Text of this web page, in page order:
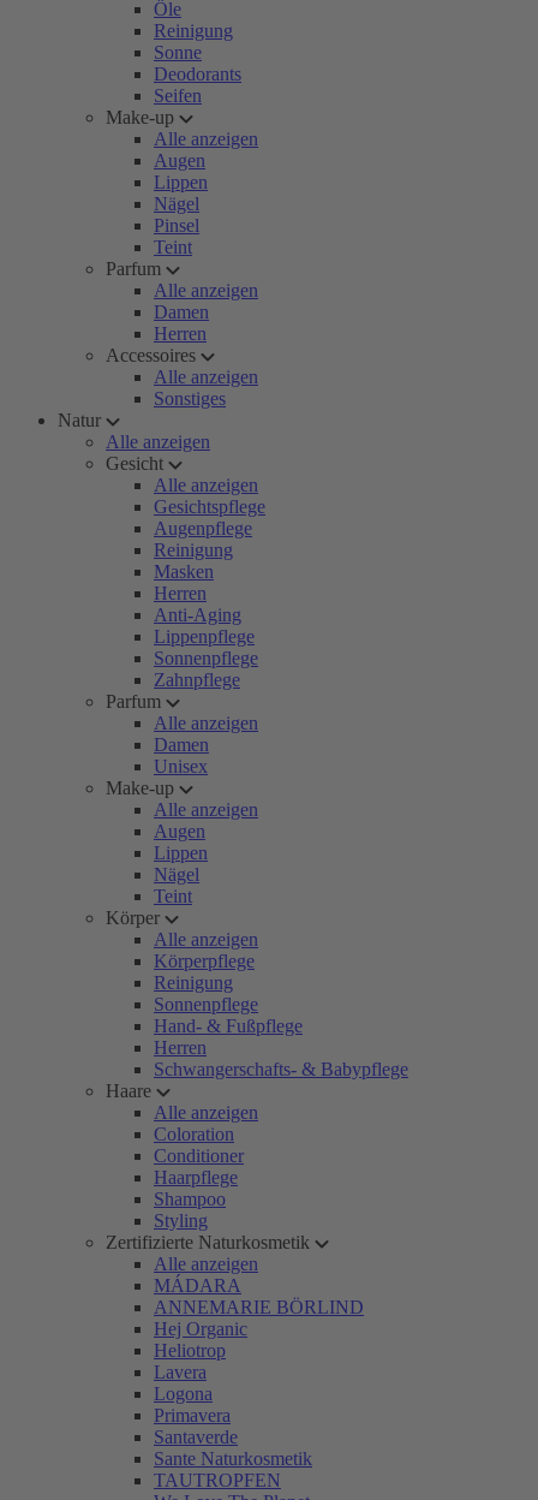
Öle
Reinigung
Sonne
Deodorants
Seifen
Make-up
Alle anzeigen
Augen
Lippen
Nägel
Pinsel
Teint
Parfum
Alle anzeigen
Damen
Herren
Accessoires
Alle anzeigen
Sonstiges
Natur
Alle anzeigen
Gesicht
Alle anzeigen
Gesichtspflege
Augenpflege
Reinigung
Masken
Herren
Anti-Aging
Lippenpflege
Sonnenpflege
Zahnpflege
Parfum
Alle anzeigen
Damen
Unisex
Make-up
Alle anzeigen
Augen
Lippen
Nägel
Teint
Körper
Alle anzeigen
Körperpflege
Reinigung
Sonnenpflege
Hand- & Fußpflege
Herren
Schwangerschafts- & Babypflege
Haare
Alle anzeigen
Coloration
Conditioner
Haarpflege
Shampoo
Styling
Zertifizierte Naturkosmetik
Alle anzeigen
MÁDARA
ANNEMARIE BÖRLIND
Hej Organic
Heliotrop
Lavera
Logona
Primavera
Santaverde
Sante Naturkosmetik
TAUTROPFEN